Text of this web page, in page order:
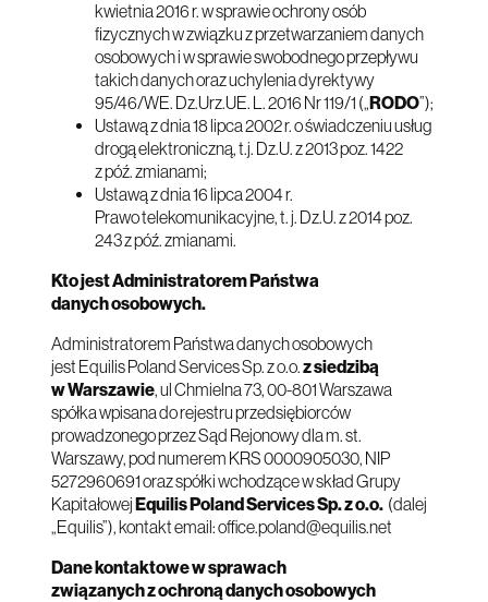
kwietnia 2016 r. w sprawie ochrony osób
fizycznych w związku z przetwarzaniem danych
osobowych i w sprawie swobodnego przepływu
takich danych oraz uchylenia dyrektywy
95/46/WE. Dz.Urz.UE. L. 2016 Nr 119/1 („ RODO”);
Ustawą z dnia 18 lipca 2002 r. o świadczeniu usług
drogą elektroniczną, t.j. Dz.U. z 2013 poz. 1422
z póź. zmianami;
Ustawą z dnia 16 lipca 2004 r.
Prawo telekomunikacyjne, t. j. Dz.U. z 2014 poz.
243 z póź. zmianami.
Kto jest Administratorem Państwa
danych osobowych.
Administratorem Państwa danych osobowych
jest Equilis Poland Services Sp. z o.o.z siedzibą
w Warszawie, ul Chmielna 73, 00-801 Warszawa
spółka wpisana do rejestru przedsiębiorców
prowadzonego przez Sąd Rejonowy dla m. st.
Warszawy, pod numerem KRS 0000905030, NIP
5272960691 oraz spółki wchodzące w skład Grupy
Kapitałowej Equilis Poland Services Sp. z o.o. (dalej
„Equilis”), kontakt email:office.poland@equilis.net
Dane kontaktowe w sprawach
związanych z ochroną danych osobowych